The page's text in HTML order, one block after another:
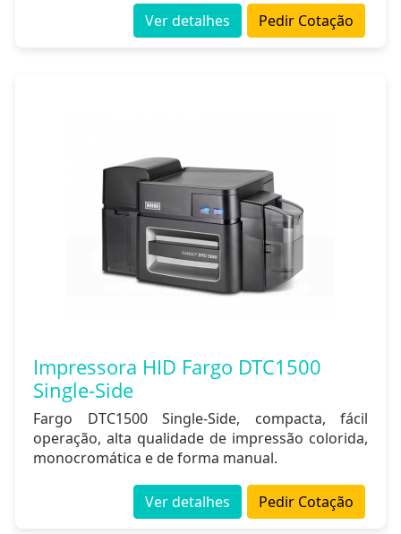
Pedir Cotação
Ver detalhes
Impressora HID Fargo DTC1500
Single-Side
Fargo DTC1500 Single-Side, compacta, fácil
operação, alta qualidade de impressão colorida,
monocromática e de forma manual.
Pedir Cotação
Ver detalhes